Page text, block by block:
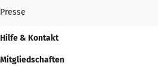
Presse
Hilfe & Kontakt
Mitgliedschaften